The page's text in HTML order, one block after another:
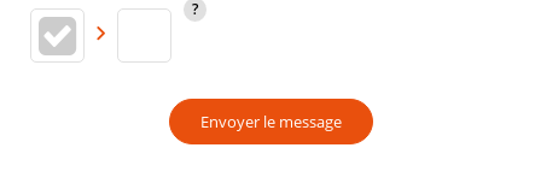
Envoyer le message